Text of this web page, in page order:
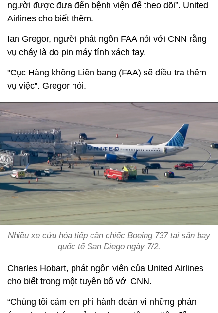
người được đưa đến bệnh viện để theo dõi”. United
Airlines cho biết thêm.
Ian Gregor, người phát ngôn FAA nói với CNN rằng
vụ cháy là do pin máy tính xách tay.
"Cục Hàng không Liên bang (FAA) sẽ điều tra thêm
vụ việc”. Gregor nói.
Nhiều xe cứu hỏa tiếp cận chiếc Boeing 737 tại sân bay
quốc tế San Diego ngày 7/2.
Charles Hobart, phát ngôn viên của United Airlines
cho biết trong một tuyên bố với CNN.
“Chúng tôi cảm ơn phi hành đoàn vì những phản